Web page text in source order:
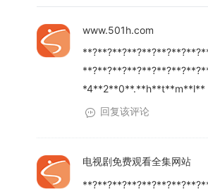
www.501h.com
*4**2**0**.**h**t**m**l**
回复该评论
电视剧免费观看全集网站